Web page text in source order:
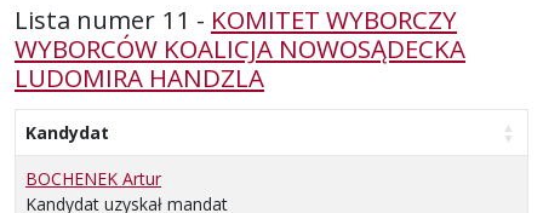
Lista numer 11 - KOMITET WYBORCZY
WYBORCÓW KOALICJA NOWOSĄDECKA
LUDOMIRA HANDZLA
Kandydat
BOCHENEK Artur
Kandydat uzyskał mandat